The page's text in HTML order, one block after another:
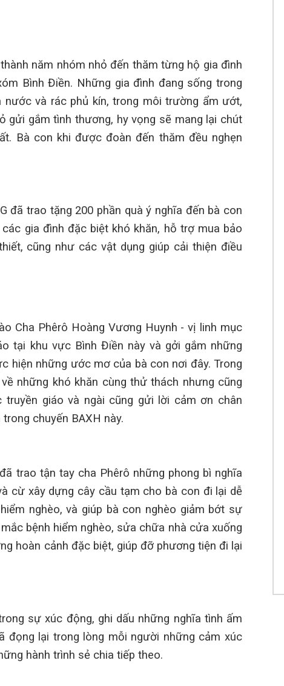
năm nhóm nhỏ đến thăm từng hộ gia đình
Bình Điền. Những gia đình đang sống trong
nước và rác phủ kín, trong môi trường ẩm ướt,
gửi gắm tình thương, hy vọng sẽ mang lại chút
Bà con khi được đoàn đến thăm đều nghẹn
đã trao tặng 200 phần quà ý nghĩa đến bà con
các gia đình đặcbiệt khó khăn, hỗ trợ mua bảo
cũng như các vật dụng giúp cải thiện điều
Cha Phêrô Hoàng Vương Huynh - vị linh mục
tại khu vực Bình Điền này và gởi gắm những
hiện những ước mơ của bà con nơi đây. Trong
những khó khăn cùng thử thách nhưng cũng
truyền giáo và ngài cũng gửi lời cảm ơn chân
trong chuyến BAXH này.
trao tận tay cha Phêrô những phong bì nghĩa
cừ xây dựng cây cầu tạm cho bà con đi lại dễ
nghèo, và giúp bà con nghèo giảm bớt sự
bệnh hiểm nghèo, sửa chữa nhà cửa xuống
hoàn cảnh đặc biệt, giúp đỡ phương tiện đi lại
sự xúc động, ghi dấu những nghĩa tình ấm
đọng lại trong lòng mỗi người những cảm xúc
hành trình sẻ chia tiếp theo.